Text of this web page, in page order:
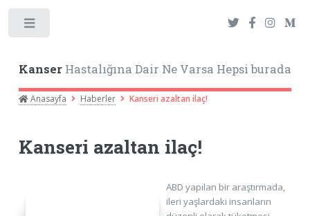
KanserHastalığına Dair Ne Varsa Hepsi burada
Anasayfa Haberler Kanseri azaltan ilaç!
Kanseri azaltan ilaç!
ABD yapılan bir araştırmada,
ileri yaşlardaki insanların